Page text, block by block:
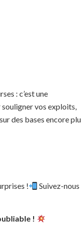
: c’est une
vos exploits,
des bases encore
!
Suivez-nous
!